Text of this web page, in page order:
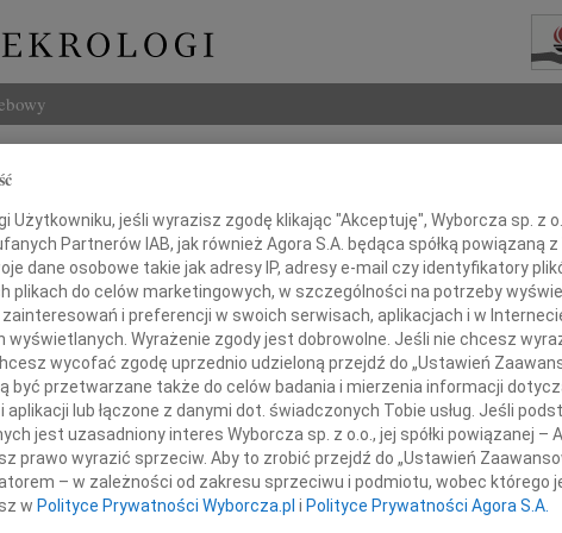
przyjąłem wiadomość o śmierci
Pana
+
INNE
22.07.2026
Pani notariusz
Paweł
Z głębokim
Jerzy Kulesza
Z głębokim
22.06.2026
Wyrazy
Użytkowniku, jeśli wyrazisz zgodę klikając "Akceptuję", Wyborcza sp. z
Partnerów IAB, jak również Agora S.A. będąca spółką powiązaną
dane osobowe takie jak adresy IP, adresy e-mail czy identyfikatory
plikach do celów marketingowych, w szczególności na potrzeby
i preferencji w swoich serwisach, aplikacjach i w
Wyrażenie zgody jest dobrowolne. Jeśli nie chcesz
wycofać zgodę uprzednio udzieloną przejdź do „Ustawień
być przetwarzane także do celów badania i mierzenia informacji
lub łączone z danymi dot. świadczonych Tobie usług. Jeśli
jest uzasadniony interes Wyborcza sp. z o.o., jej spółki powiązanej –
prawo wyrazić sprzeciw. Aby to zrobić przejdź do „Ustawień
– w zależności od zakresu sprzeciwu i podmiotu, wobec którego
w Polityce Prywatności Wyborcza.pl i Polityce Prywatności Agora S.A.